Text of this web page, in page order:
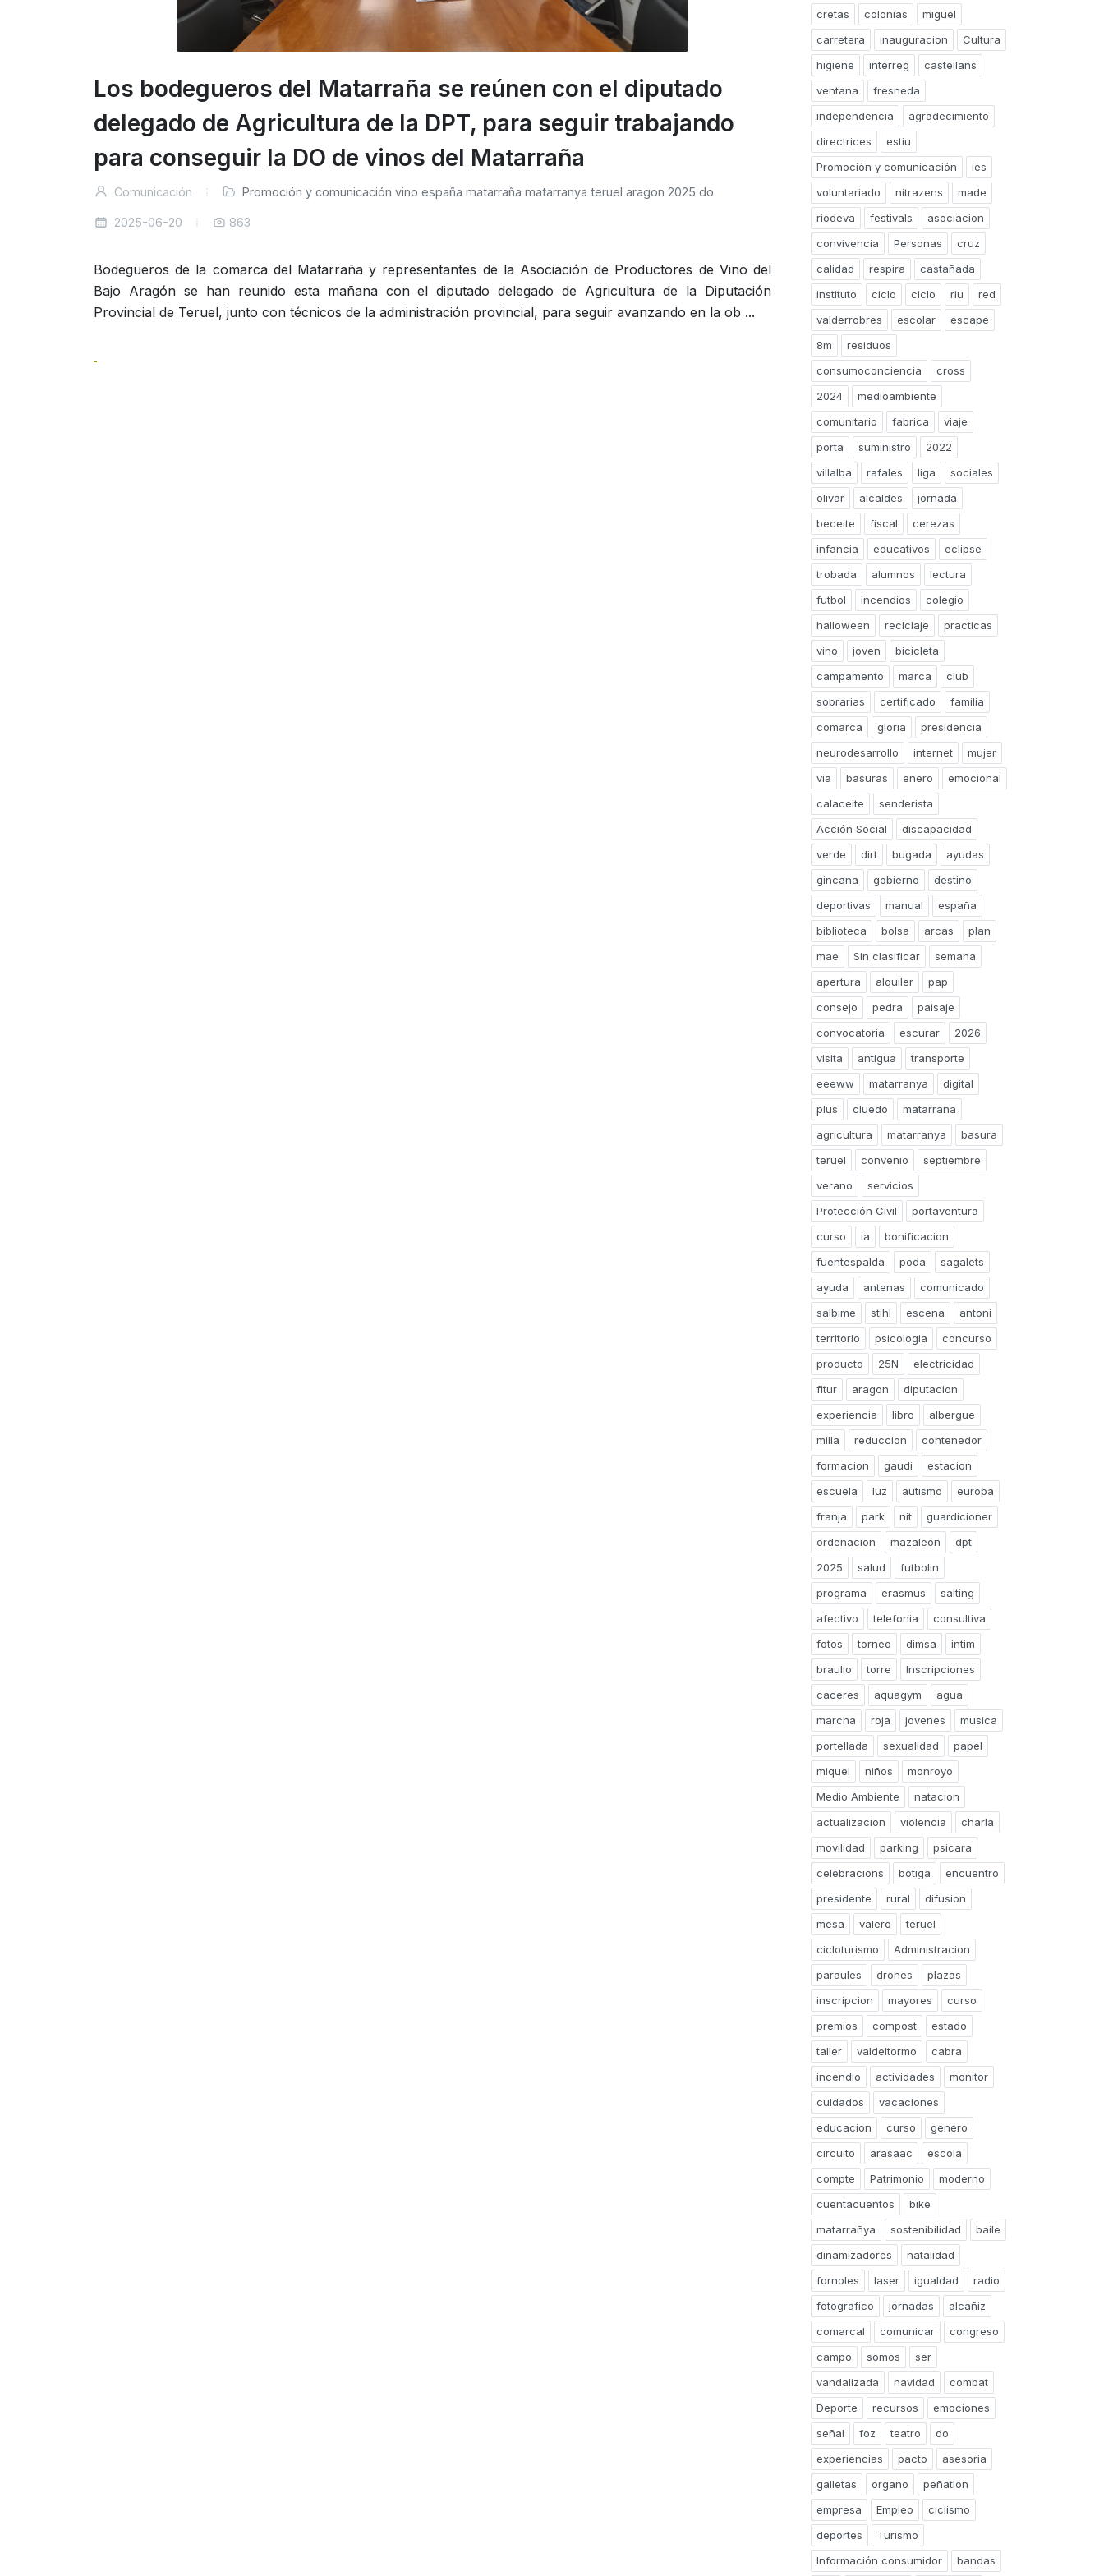
Los bodegueros del Matarraña se reúnen con el diputado
delegado de Agricultura de la DPT, para seguir trabajando
para conseguir la DO de vinos del Matarraña
Comunicación Promoción y comunicación vino españa matarraña matarranya teruel aragon 2025 do
2025-06-20 863
Bodegueros de la comarca del Matarraña y representantes de la Asociación de Productores de Vino del
Bajo Aragón se han reunido esta mañana con el diputado delegado de Agricultura de la Diputación
Provincial de Teruel, junto con técnicos de la administración provincial, para seguir avanzando en la ob ...
cretas colonias
miguel
carretera
inauguracion
Cultura
higiene
interreg
castellans
ventana
fresneda
independencia
agradecimiento
directrices
estiu
Promoción y comunicación
ies
voluntariado
nitrazens
made
riodeva
festivals
asociacion
convivencia
Personas
cruz
calidad
respira
castañada
instituto
ciclo ciclo riu
red
valderrobres
escolar
escape
8m
residuos
consumoconciencia
cross
2024
medioambiente
comunitario
fabrica
viaje
porta
suministro
2022
villalba
rafales liga
sociales
olivar
alcaldes
jornada
beceite
fiscal
cerezas
infancia
educativos
eclipse
trobada
alumnos
lectura
futbol
incendios
colegio
halloween
reciclaje
practicas
vino
joven
bicicleta
campamento
marca
club
sobrarias
certificado
familia
comarca
gloria
presidencia
neurodesarrollo
internet
mujer
via
basuras enero
emocional
calaceite
senderista
Acción Social
discapacidad
verde
dirt bugada
ayudas
gincana
gobierno
destino
deportivas
manual
españa
biblioteca
bolsa arcas
plan
mae
Sin clasificar
semana
apertura
alquiler
pap
consejo
pedra
paisaje
convocatoria
escurar
2026
visita
antigua
transporte
eeeww
matarranya
digital
plus
cluedo
matarraña
agricultura
matarranya
basura
teruel
convenio
septiembre
verano
servicios
Protección Civil
portaventura
curso
ia
bonificacion
fuentespalda
poda
sagalets
ayuda
antenas
comunicado
salbime
stihl escena
antoni
territorio
psicologia
concurso
producto
25N
electricidad
fitur
aragon
diputacion
experiencia
libro
albergue
milla
reduccion
contenedor
formacion
gaudi
estacion
escuela
luz autismo
europa
franja
park nit
guardicioner
ordenacion
mazaleon
dpt
2025
salud
futbolin
programa
erasmus
salting
afectivo
telefonia
consultiva
fotos
torneo dimsa
intim
braulio
torre
Inscripciones
caceres
aquagym
agua
marcha
roja jovenes
musica
portellada
sexualidad
papel
miquel
niños
monroyo
Medio Ambiente
natacion
actualizacion
violencia
charla
movilidad
parking
psicara
celebracions
botiga
encuentro
presidente
rural
difusion
mesa
valero
teruel
cicloturismo
Administracion
paraules
drones
plazas
inscripcion
mayores
curso
premios
compost
estado
taller
valdeltormo
cabra
incendio
actividades
monitor
cuidados
vacaciones
educacion
curso
genero
circuito
arasaac
escola
compte
Patrimonio
moderno
cuentacuentos
bike
matarrañya
sostenibilidad
baile
dinamizadores
natalidad
fornoles
laser igualdad
radio
fotografico
jornadas
alcañiz
comarcal
comunicar
congreso
campo
somos
ser
vandalizada
navidad
combat
Deporte
recursos
emociones
señal
foz teatro
do
experiencias
pacto
asesoria
galletas
organo
peñatlon
empresa
Empleo
ciclismo
deportes
Turismo
Información consumidor
bandas